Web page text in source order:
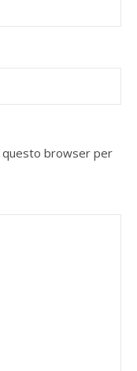
questo browser per